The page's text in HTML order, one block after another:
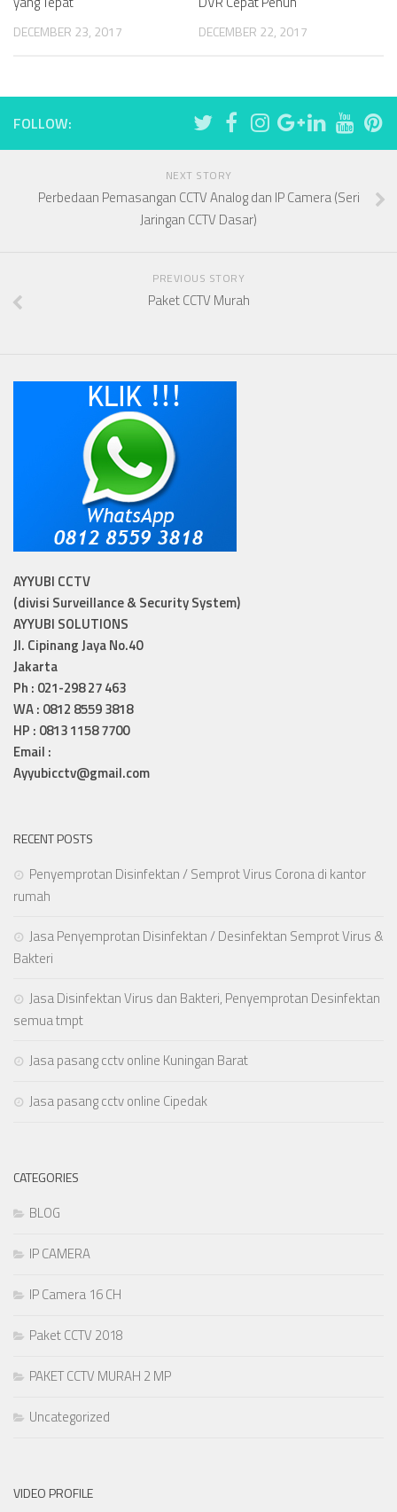
DECEMBER 23, 2017 DECEMBER 22, 2017
FOLLOW:
NEXT STORY
Perbedaan Pemasangan CCTV Analog dan IP Camera (Seri
Jaringan CCTV Dasar)
PREVIOUS STORY
Paket CCTV Murah
AYYUBI CCTV
(divisi Surveillance & Security System)
AYYUBI SOLUTIONS
Jl. Cipinang Jaya No.40
Jakarta
Ph : 021-298 27 463
WA : 0812 8559 3818
HP : 0813 1158 7700
Email :
Ayyubicctv@gmail.com
RECENT POSTS
Penyemprotan Disinfektan / Semprot Virus Corona di kantor
rumah
Jasa Penyemprotan Disinfektan / Desinfektan Semprot Virus &
Bakteri
Jasa Disinfektan Virus dan Bakteri, Penyemprotan Desinfektan
semua tmpt
Jasa pasang cctv online Kuningan Barat
Jasa pasang cctv online Cipedak
CATEGORIES
BLOG
IP CAMERA
IP Camera 16 CH
Paket CCTV 2018
PAKET CCTV MURAH 2 MP
Uncategorized
VIDEO PROFILE